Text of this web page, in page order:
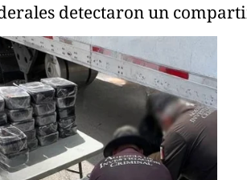
detectaron un